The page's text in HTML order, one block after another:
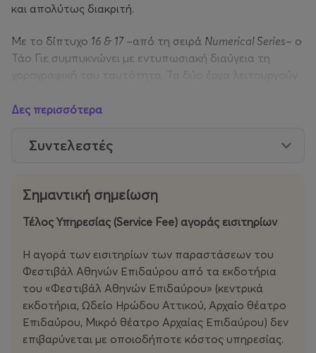
και απολύτως διακριτή.
Με το δίπτυχο 16 & 17–από τη σειρά Numerical Series– ο
Τάο Γιε συμπυκνώνει με εντυπωσιακή διαύγεια τη
έρευνα που θεμελιώνεται στην ενατένιση του σώματος
κυκλικότητας. Από αυτή τη θεώρηση γεννήθηκε
εσωτερικής παρατήρησης.
Στο16, δεκαέξι σώματα συνθέτουν έναν ενιαίο παλμό,
μάτια μας σε έναν ζωντανό οργανισμό. Αντλώντας από
την κινεζική πολιτιστική παράδοση και πιο
συγκεκριμένα από τις σπειροειδείς, ελισσόμενες
μορφές του δράκου και του φιδιού –όπως αυτές
παρουσιάζονται στις παραδοσιακές γιορτές– οι
χορευτές κινούνται κυκλικά, με το κεφάλι να λειτουργεί
Δες περισσότερα
Συντελεστές
Σημαντική σημείωση
Τέλος Υπηρεσίας (Service Fee) αγοράς εισιτηρίων
Η αγορά των εισιτηρίων των παραστάσεων του
Φεστιβάλ Αθηνών Επιδαύρου από τα εκδοτήρια
του «Φεστιβάλ Αθηνών Επιδαύρου» (κεντρικά
εκδοτήρια, Ωδείο Ηρώδου Αττικού, Αρχαίο θέατρο
Επιδαύρου, Μικρό θέατρο Αρχαίας Επιδαύρου) δεν
επιβαρύνεται με οποιοδήποτε κόστος υπηρεσίας.